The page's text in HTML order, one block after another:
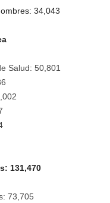
34,043
Salud: 50,801
131,470
73,705